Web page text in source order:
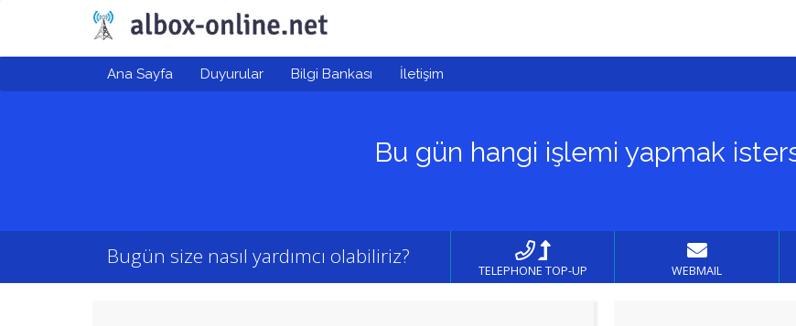
Ana Sayfa Duyurular Bilgi Bankası İletişim
Bu gün hangi işlemi yapmak
Bugün size nasıl yardımcı olabiliriz?
TELEPHONE TOP-UP WEBMAIL